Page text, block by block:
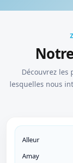
Découvrez les
lesquelles nous
Alleur
Amay